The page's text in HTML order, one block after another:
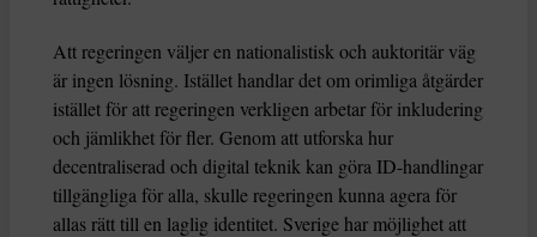
Att regeringen väljer en nationalistisk och auktoritär väg
är ingen lösning. Istället handlar det om orimliga åtgärder
istället för att regeringen verkligen arbetar för inkludering
och jämlikhet för fler. Genom att utforska hur
decentraliserad och digital teknik kan göra ID-handlingar
tillgängliga för alla, skulle regeringen kunna agera för
allas rätt till en laglig identitet. Sverige har möjlighet att